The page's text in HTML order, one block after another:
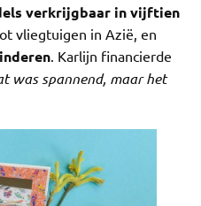
verkrijgbaar in vijftien
vliegtuigen in Azië, en
. Karlijn financierde
was spannend, maar het